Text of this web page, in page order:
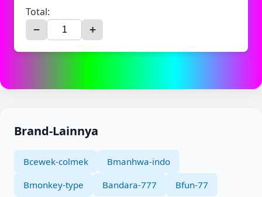
Total:
− +
Brand-Lainnya
Bcewek-colmek
Bmanhwa-indo
Bmonkey-type
Bandara-777
Bfun-77